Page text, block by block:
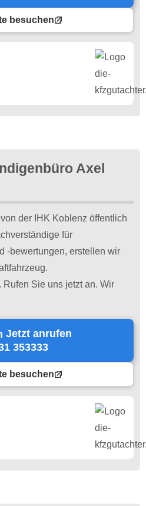
besuchen
Axel
der IHK Koblenz öffentlich
für
-bewertungen, erstellen wir
Sie uns jetzt an. Wir
Jetzt anrufen
353333
besuchen